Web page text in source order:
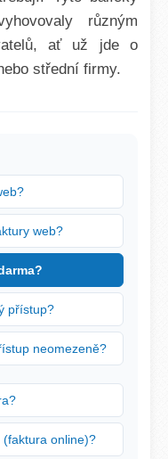
různým
ať už jde o
střední firmy.
web?
přístup?
neomezeně?
online)?